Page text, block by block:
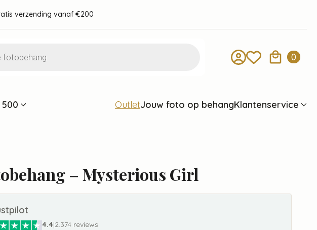
verzending vanaf €200
0
OutletJouw foto op behangKlantenservice
– Mysterious Girl
4.4|2.374 reviews